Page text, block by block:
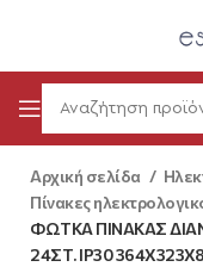
Αρχική σελίδα
Πίνακες
ΦΩΤΚΑ ΠΙΝΑΚΑΣ
24ΣΤ. IP30